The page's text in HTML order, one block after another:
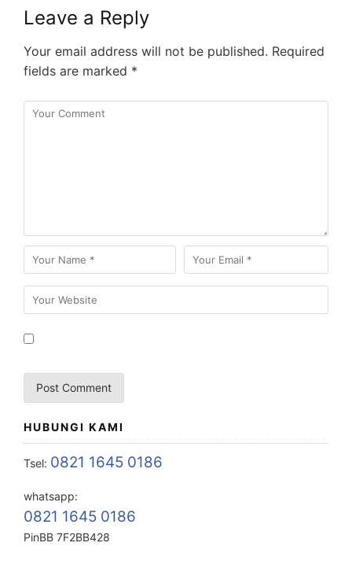
Leave a Reply
Your email address will not be published. Required
fields are marked *
HUBUNGI KAMI
Tsel: 0821 1645 0186
whatsapp:
0821 1645 0186
PinBB 7F2BB428